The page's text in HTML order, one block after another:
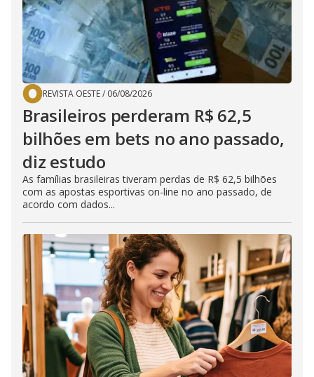
REVISTA OESTE/ 06/08/2026
Brasileiros perderam R$ 62,5
bilhões em bets no ano passado,
diz estudo
As famílias brasileiras tiveram perdas de R$ 62,5 bilhões
com as apostas esportivas on-line no ano passado, de
acordo com dados...